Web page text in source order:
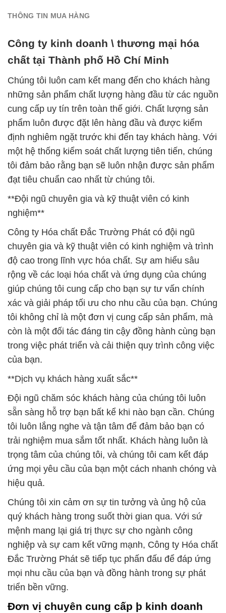
THÔNG TIN MUA HÀNG
Công ty kinh doanh \ thương mại hóa
chất tại Thành phố Hồ Chí Minh
Chúng tôi luôn cam kết mang đến cho khách hàng
những sản phẩm chất lượng hàng đầu từ các nguồn
cung cấp uy tín trên toàn thế giới. Chất lượng sản
phẩm luôn được đặt lên hàng đầu và được kiểm
định nghiêm ngặt trước khi đến tay khách hàng. Với
một hệ thống kiểm soát chất lượng tiên tiến, chúng
tôi đảm bảo rằng bạn sẽ luôn nhận được sản phẩm
đạt tiêu chuẩn cao nhất từ chúng tôi.
**Đội ngũ chuyên gia và kỹ thuật viên có kinh
nghiệm**
Công ty Hóa chất Đắc Trường Phát có đội ngũ
chuyên gia và kỹ thuật viên có kinh nghiệm và trình
độ cao trong lĩnh vực hóa chất. Sự am hiểu sâu
rộng về các loại hóa chất và ứng dụng của chúng
giúp chúng tôi cung cấp cho bạn sự tư vấn chính
xác và giải pháp tối ưu cho nhu cầu của bạn. Chúng
tôi không chỉ là một đơn vị cung cấp sản phẩm, mà
còn là một đối tác đáng tin cậy đồng hành cùng bạn
trong việc phát triển và cải thiện quy trình công việc
của bạn.
**Dịch vụ khách hàng xuất sắc**
Đội ngũ chăm sóc khách hàng của chúng tôi luôn
sẵn sàng hỗ trợ bạn bất kể khi nào bạn cần. Chúng
tôi luôn lắng nghe và tận tâm để đảm bảo bạn có
trải nghiệm mua sắm tốt nhất. Khách hàng luôn là
trọng tâm của chúng tôi, và chúng tôi cam kết đáp
ứng mọi yêu cầu của bạn một cách nhanh chóng và
hiệu quả.
Chúng tôi xin cảm ơn sự tin tưởng và ủng hộ của
quý khách hàng trong suốt thời gian qua. Với sứ
mệnh mang lại giá trị thực sự cho ngành công
nghiệp và sự cam kết vững mạnh, Công ty Hóa chất
Đắc Trường Phát sẽ tiếp tục phấn đấu để đáp ứng
mọi nhu cầu của bạn và đồng hành trong sự phát
triển bền vững.
Đơn vị chuyên cung cấp þ kinh doanh